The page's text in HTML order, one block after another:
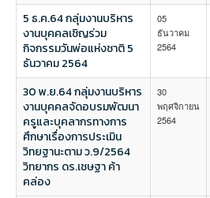
5 ธ.ค.64 กลุ่มงานบริหาร
งานบุคคลเชิญร่วม
กิจกรรมวันพ่อแห่งชาติ 5
ธันวาคม 2564
05
ธันวาคม
2564
30 พ.ย.64 กลุ่มงานบริหาร
งานบุคคลจัดอบรมพัฒนา
ครูและบุคลากรทางการ
ศึกษาเรื่องการประเมิน
วิทยฐานะตาม ว.9/2564
วิทยากร ดร.เชษฐา ค้า
คล่อง
30
พฤศจิกายน
2564